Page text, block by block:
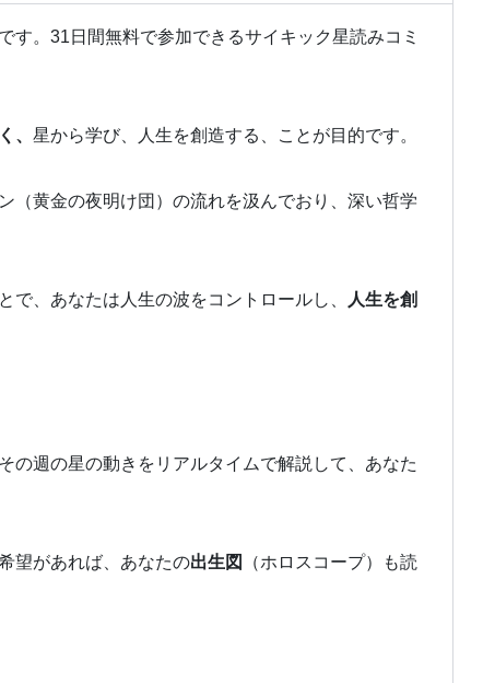
す。31日間無料で参加できるサイキック星読みコミ
、 星から学び、人生を創造する、ことが目的です。
（黄金の夜明け団）の流れを汲んでおり、深い哲学
で、あなたは人生の波をコントロールし、
人生を創
の週の星の動きをリアルタイムで解説して、あなた
望があれば、あなたの出生図
（ホロスコープ）も読